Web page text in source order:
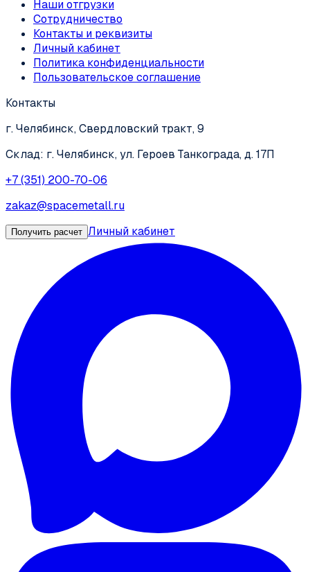
Наши отгрузки
Сотрудничество
Контакты и реквизиты
Личный кабинет
Политика конфиденциальности
Пользовательское соглашение
Контакты
г. Челябинск, Свердловский тракт, 9
Склад: г. Челябинск, ул. Героев Танкограда, д. 17П
+7 (351) 200-70-06
zakaz@spacemetall.ru
Получить расчет Личный кабинет